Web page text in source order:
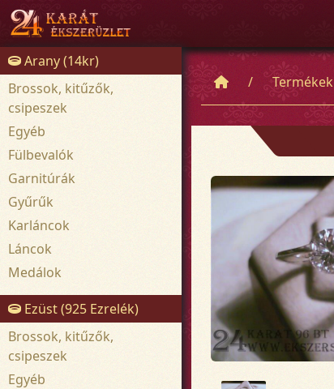
Arany (14kr)
Brossok, kitűzők,
csipeszek
Egyéb
Fülbevalók
Garnitúrák
Gyűrűk
Karláncok
Láncok
Medálok
Ezüst (925 Ezrelék)
Brossok, kitűzők,
csipeszek
Egyéb
Termékek